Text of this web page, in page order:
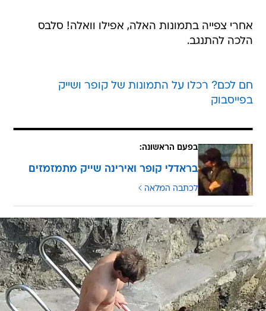
אחרי צפייה בתמונות האלה, אפילו וואלה! סלבס
הלכה להתנגב.
חם לכם? רכלו על התמונות של קופר ושייק
בפייסבוק
בפעם הראשונה:
בראדלי קופר ואירינה שייק מתמזמזים
לכתבה המלאה